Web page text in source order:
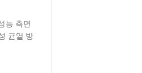
능 측면
균열 방